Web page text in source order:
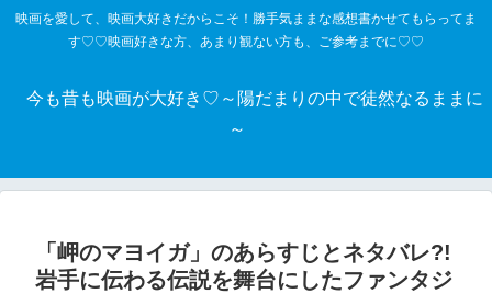
映画を愛して、映画大好きだからこそ！勝手気ままな感想書かせてもらってま
す♡♡映画好きな方、あまり観ない方も、ご参考までに♡♡
今も昔も映画が大好き♡～陽だまりの中で徒然なるままに
～
「岬のマヨイガ」のあらすじとネタバレ?!
岩手に伝わる伝説を舞台にしたファンタジ